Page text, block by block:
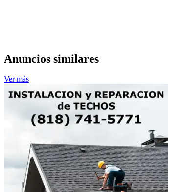
Anuncios similares
Ver más